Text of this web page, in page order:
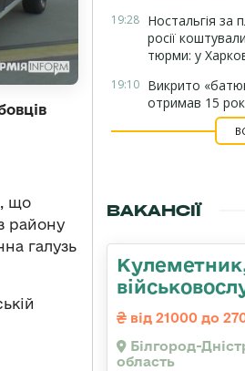
що
району
галузь
19:28 Ностальгія за
росії
тюрми: у
19:10 Викрито
отримав 15
ВАКАНСІЇ
від 21000 до
Білгород-
область